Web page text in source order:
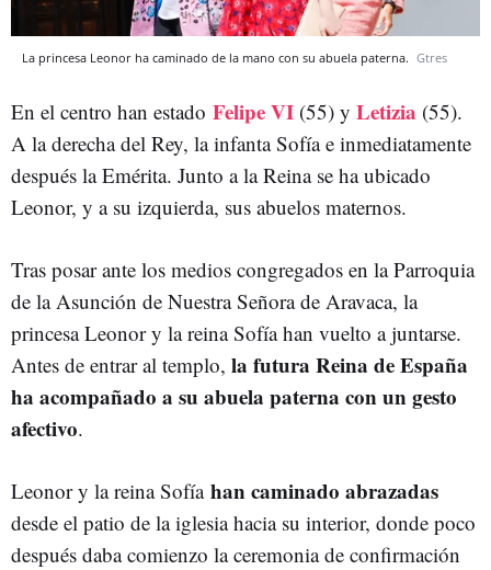
La princesa Leonor ha caminado de la mano con su abuela paterna. Gtres
En el centro han estado Felipe VI (55) y Letizia (55).
A la derecha del Rey, la infanta Sofía e inmediatamente
después la Emérita. Junto a la Reina se ha ubicado
Leonor, y a su izquierda, sus abuelos maternos.
Tras posar ante los medios congregados en la Parroquia
de la Asunción de Nuestra Señora de Aravaca, la
princesa Leonor y la reina Sofía han vuelto a juntarse.
Antes de entrar al templo, la futura Reina de España
ha acompañado a su abuela paterna con un gesto
afectivo.
Leonor y la reina Sofía han caminado abrazadas
desde el patio de la iglesia hacia su interior, donde poco
después daba comienzo la ceremonia de confirmación